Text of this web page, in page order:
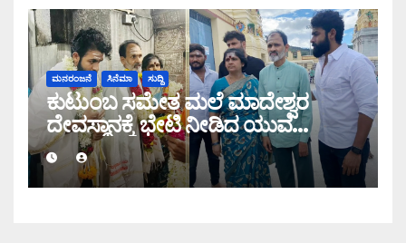
ಮನರಂಜನೆ ಸಿನೆಮಾ ಸುದ್ದಿ
ಕುಟುಂಬ ಸಮೇತ ಮಲೆ ಮಾದೇಶ್ವರ
ದೇವಸ್ಥಾನಕ್ಕೆ ಭೇಟಿ ನೀಡಿದ ಯುವ
ರಾಜಕುಮಾರ್! ಇಲ್ಲಿವೆ ಫೋಟೋಸ್